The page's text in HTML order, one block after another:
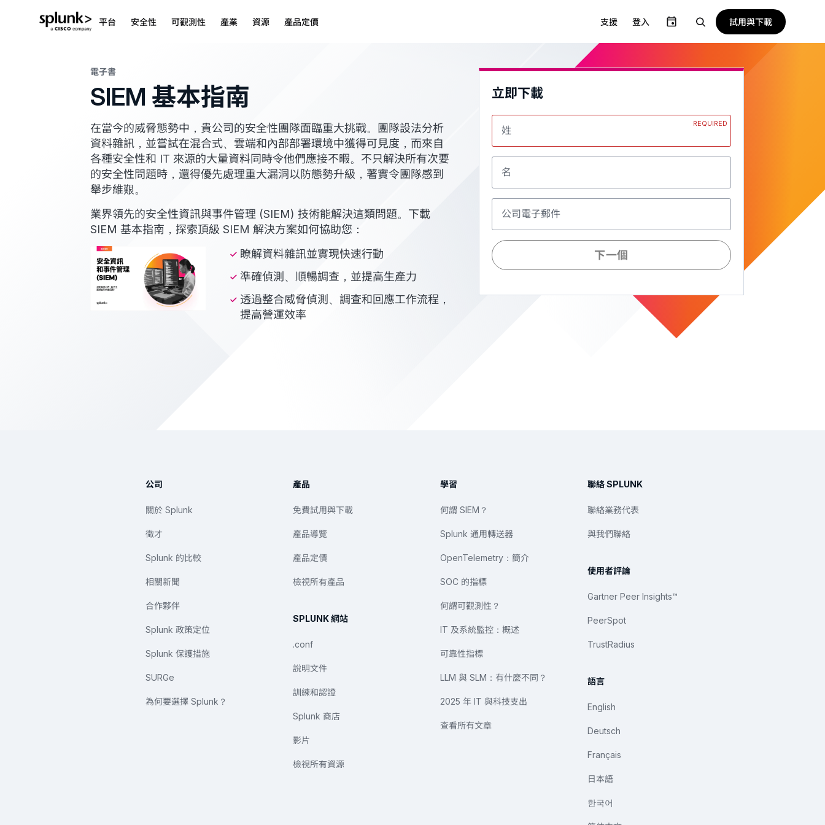
平台 安全性 可觀測性 產業 資源 產品定價 支援 登入 試用與下載
電子書
SIEM 基本指南
在當今的威脅態勢中，貴公司的安全性團隊面臨重大挑戰。團隊設法分析
資料雜訊，並嘗試在混合式、雲端和內部部署環境中獲得可見度，而來自
各種安全性和 IT 來源的大量資料同時令他們應接不暇。不只解決所有次要
的安全性問題時，還得優先處理重大漏洞以防態勢升級，著實令團隊感到
舉步維艱。
業界領先的安全性資訊與事件管理 (SIEM) 技術能解決這類問題。下載
SIEM 基本指南，探索頂級 SIEM 解決方案如何協助您：
瞭解資料雜訊並實現快速行動
準確偵測、順暢調查，並提高生產力
透過整合威脅偵測、調查和回應工作流程，
提高營運效率
立即下載
姓
REQUIRED
名
公司電子郵件
下一個
公司
關於 Splunk
徵才
Splunk 的比較
相關新聞
合作夥伴
Splunk 政策定位
Splunk 保護措施
SURGe
為何要選擇 Splunk？
產品
免費試用與下載
產品導覽
產品定價
檢視所有產品
SPLUNK 網站
.conf
說明文件
訓練和認證
Splunk 商店
影片
檢視所有資源
學習
何謂 SIEM？
Splunk 通用轉送器
OpenTelemetry：簡介
SOC 的指標
何謂可觀測性？
IT 及系統監控：概述
可靠性指標
LLM 與 SLM：有什麼不同？
2025 年 IT 與科技支出
查看所有文章
聯絡 SPLUNK
聯絡業務代表
與我們聯絡
使用者評論
Gartner Peer Insights™
PeerSpot
TrustRadius
語言
English
Deutsch
Français
日本語
한국어